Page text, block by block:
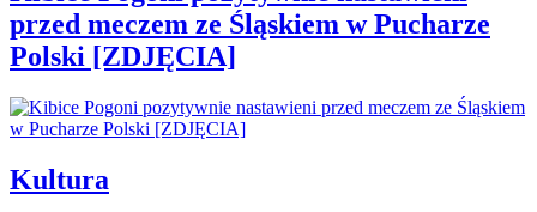
przed meczem ze Śląskiem w Pucharze
Polski [ZDJĘCIA]
Kultura